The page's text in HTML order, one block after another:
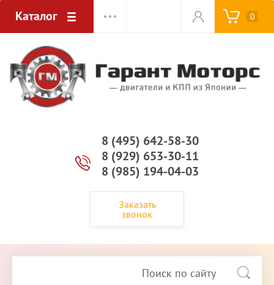
Каталог 0
8 (495) 642-58-30
8 (929) 653-30-11
8 (985) 194-04-03
Заказать
звонок